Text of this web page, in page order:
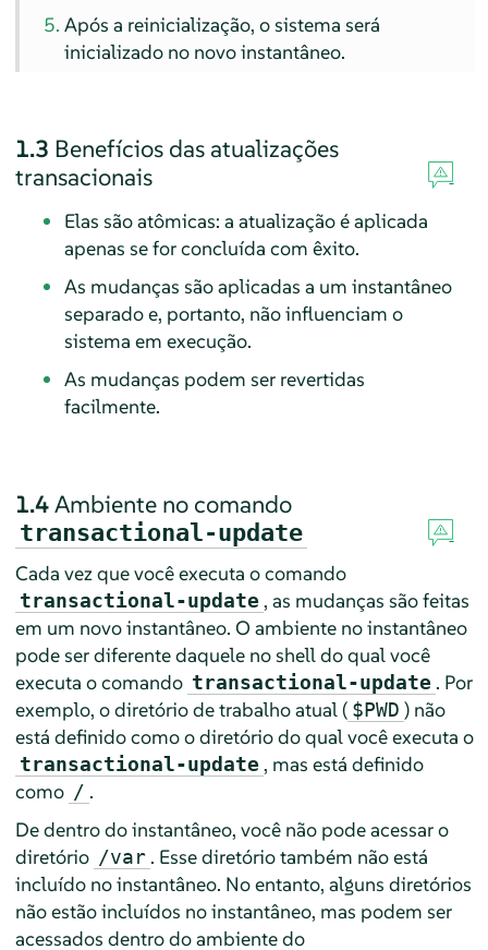
Após a reinicialização, o sistema será
inicializado no novo instantâneo.
1.3 Benefícios das atualizações
transacionais
Elas são atômicas: a atualização é aplicada
apenas se for concluída com êxito.
As mudanças são aplicadas a um instantâneo
separado e, portanto, não influenciam o
sistema em execução.
As mudanças podem ser revertidas
facilmente.
1.4Ambiente no comando
transactional-update
Cada vez que você executa o comando
transactional-update , as mudanças são feitas
em um novo instantâneo. O ambiente no instantâneo
pode ser diferente daquele no shell do qual você
executa o comando transactional-update . Por
exemplo, o diretório de trabalho atual ( $PWD ) não
está definido como o diretório do qual você executa o
transactional-update , mas está definido
como / .
De dentro do instantâneo, você não pode acessar o
diretório /var . Esse diretório também não está
incluído no instantâneo. No entanto, alguns diretórios
não estão incluídos no instantâneo, mas podem ser
acessados dentro do ambiente do